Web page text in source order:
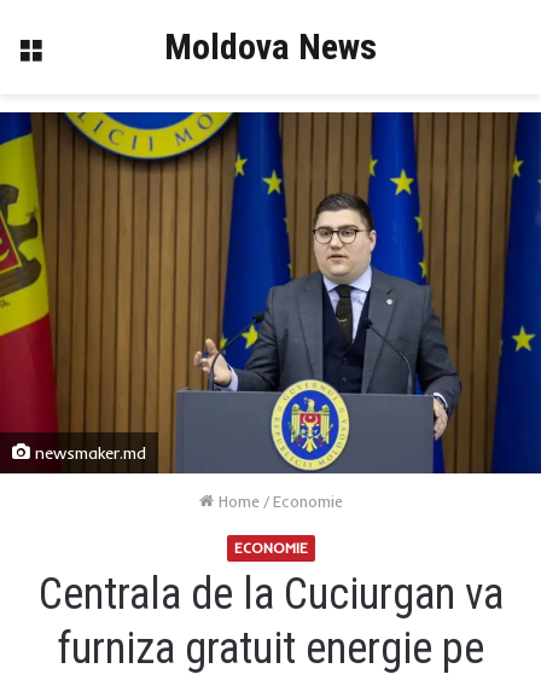
Menu Moldova News
newsmaker.md
Home / Economie
ECONOMIE
Centrala de la Cuciurgan va
furniza gratuit energie pe